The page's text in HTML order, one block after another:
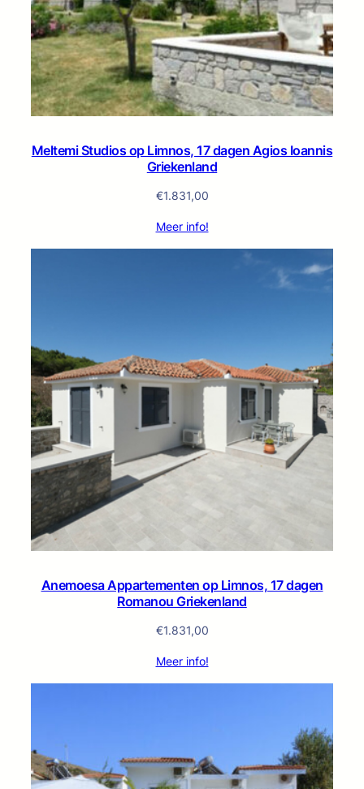
Meltemi Studios op Limnos, 17 dagen Agios Ioannis
Griekenland
€1.831,00
Meer info!
Anemoesa Appartementen op Limnos, 17 dagen
Romanou Griekenland
€1.831,00
Meer info!